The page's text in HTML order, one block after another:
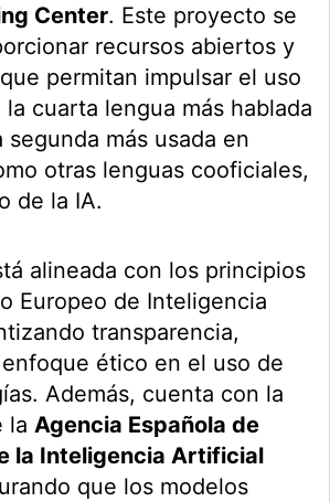
Center. Este proyecto se
recursos abiertos y
permitan impulsar el uso
cuarta lengua más hablada
más usada en
otras lenguas cooficiales,
de la IA.
alineada con los principios
Europeo de Inteligencia
transparencia,
ético en el uso de
Además, cuenta con la
la Agencia Española de
la Inteligencia Artificial
que los modelos